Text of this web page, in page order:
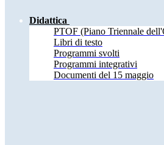
Didattica
PTOF (Piano Triennale
Libri di testo
Programmi svolti
Programmi integrativi
Documenti del 15 maggio